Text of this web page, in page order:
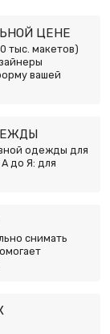
ЦЕНЕ
тыс. макетов)
вашей
одежды для
до Я: для
снимать